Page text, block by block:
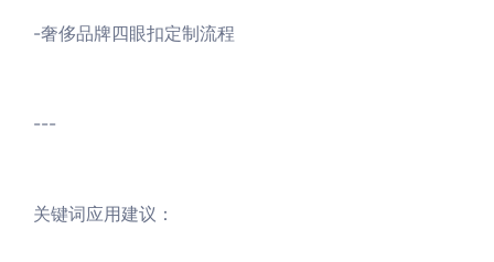
-奢侈品牌四眼扣定制流程
---
关键词应用建议：